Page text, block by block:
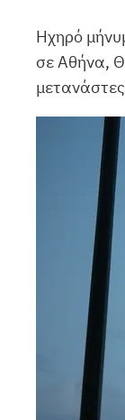
Ηχηρό
σε Αθήνα,